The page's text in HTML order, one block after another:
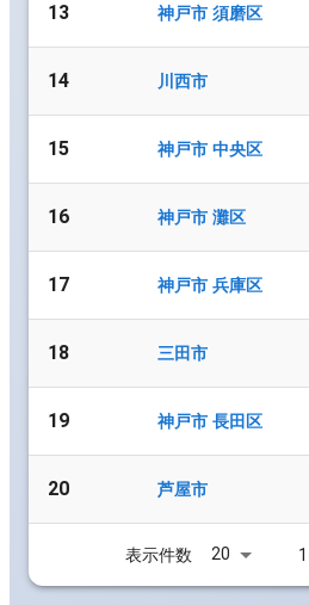
13 神戸市 須磨区
14 川西市
15 神戸市 中央区
16 神戸市 灘区
17 神戸市 兵庫区
18 三田市
19 神戸市 長田区
20 芦屋市
表示件数 20